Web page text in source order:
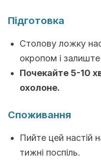
Підготовка
Столову ложку
окропом і
Почекайте 5-10
охолоне.
Споживання
Пийте цей настій
тижні поспіль.